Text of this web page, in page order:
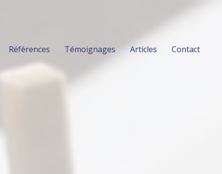
Références Témoignages Articles Contact